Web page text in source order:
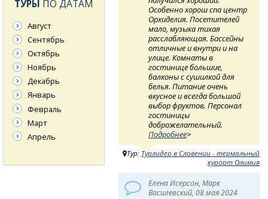
Особенно хорош спа центр
Орхиделия. Посетителей
мало, музыка тихая
расслабляющая. Бассейны
отличные и внутри и на
улице. Комнаты в
гостинице большие,
балконы с сушилкой для
белья. Питание очень
вкусное и всегда большой
выбор фруктов. Персонал
гостиницы
доброжелательный.
Подробнее>
Тур: Турлидер в Словении - термальный
курорт Олимия
Елена Исерсон, Марк
Василевский, 08 мая 2024
ТУРЫ ПО ДАТАМ
Август
Сентябрь
Октябрь
Ноябрь
Декабрь
Январь
Февраль
Март
Апрель